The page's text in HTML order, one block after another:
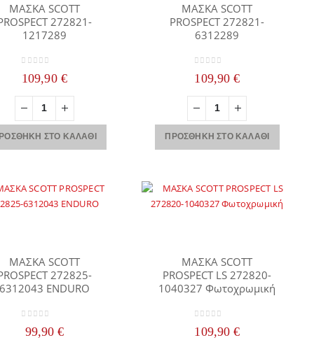
ΜΑΣΚΑ SCOTT
272821-
1217289
109,90 €
ΣΤΟ ΚΑΛΆΘΙ
ΜΑΣΚΑ SCOTT
PROSPECT 272821-
6312289
109,90€
ΠΡΟΣΘΉΚΗ ΣΤΟ ΚΑΛΆΘΙ
ΜΑΣΚΑ SCOTT
272825-
6312043 ENDURO
99,90€
ΜΑΣΚΑ SCOTT
PROSPECT LS 272820-
1040327 Φωτοχρωμική
109,90€